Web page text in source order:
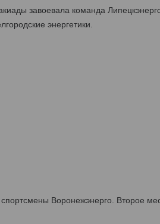
завоевала команда
энергетики.
Воронежэнерго. Второе